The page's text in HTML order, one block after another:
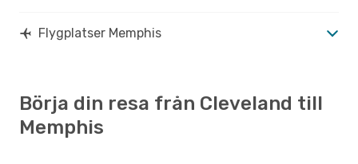
Flygplatser Memphis
Börja din resa från Cleveland till
Memphis